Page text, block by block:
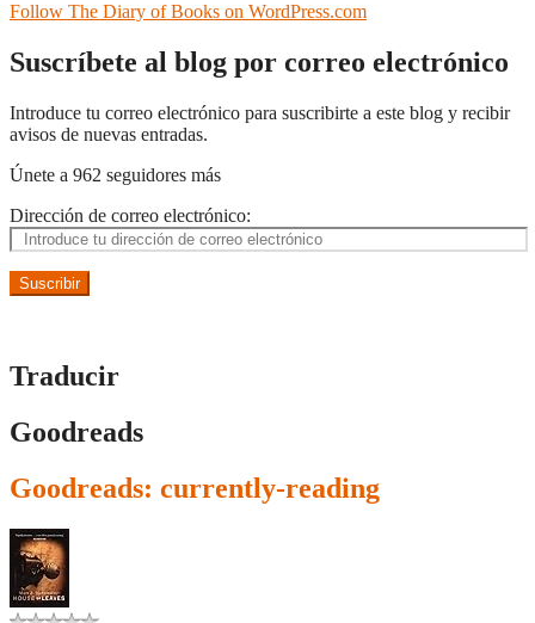
Follow The Diary of Books on WordPress.com
Suscríbete al blog por correo electrónico
Introduce tu correo electrónico para suscribirte a este blog y recibir
avisos de nuevas entradas.
Únete a 962 seguidores más
Dirección de correo electrónico:
Suscribir
Traducir
Goodreads
Goodreads: currently-reading